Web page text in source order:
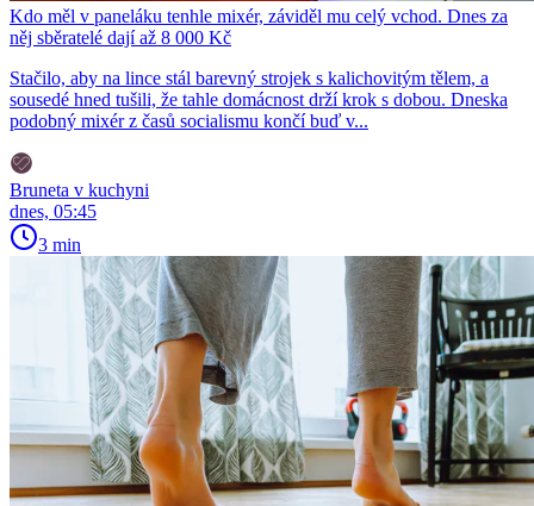
Kdo měl v paneláku tenhle mixér, záviděl mu celý vchod. Dnes za
něj sběratelé dají až 8 000 Kč
Stačilo, aby na lince stál barevný strojek s kalichovitým tělem, a
sousedé hned tušili, že tahle domácnost drží krok s dobou. Dneska
podobný mixér z časů socialismu končí buď v...
Bruneta v kuchyni
dnes, 05:45
3 min